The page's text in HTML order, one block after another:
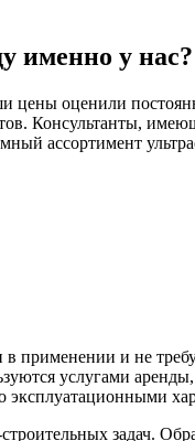
именно у нас?
цены оценили
Консультанты,
ассортимент
применении и не
услугами
эксплуатационными
задач.